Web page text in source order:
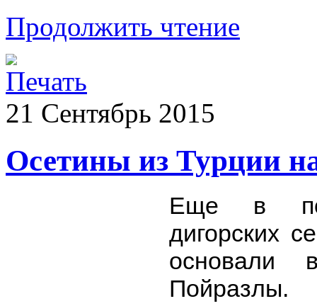
Продолжить чтение
21 Сентябрь 2015
Осетины из Турции
Еще в
дигорских
основали